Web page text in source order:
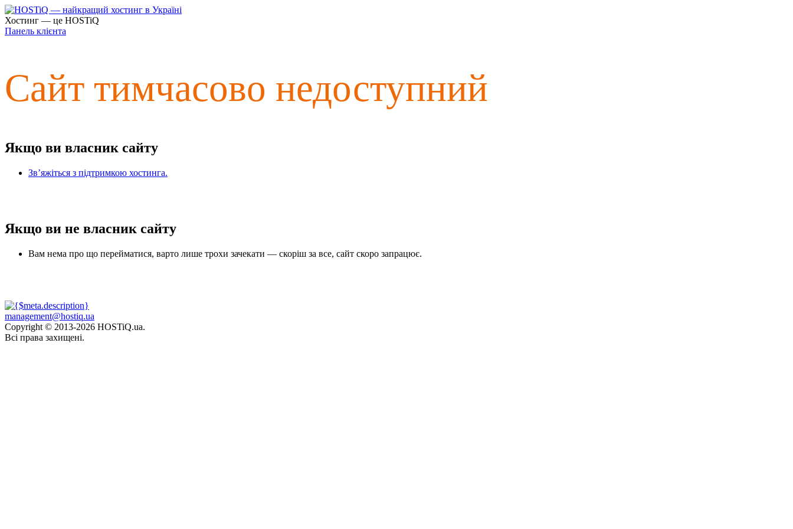
Хостинг — це HOSTiQ
Панель клієнта
Сайт тимчасово недоступний
Якщо ви власник сайту
Зв’яжіться з підтримкою хостинга.
Якщо ви не власник сайту
Вам нема про що перейматися, варто лише трохи зачекати — скоріш за все, сайт скоро запрацює.
management@hostiq.ua
Copyright © 2013-2026 HOSTiQ.ua.
Всі права захищені.